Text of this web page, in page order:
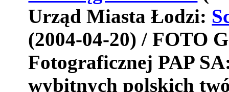
Urząd Miasta Łodzi:
(2004-04-20) / FOTO
Fotograficznej PAP
wybitnych polskich